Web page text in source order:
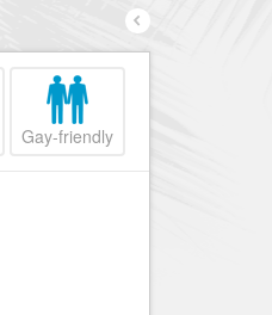
Nice Promenade du
Nice le Port
Nice le Vieux Nice
Gay-friendly